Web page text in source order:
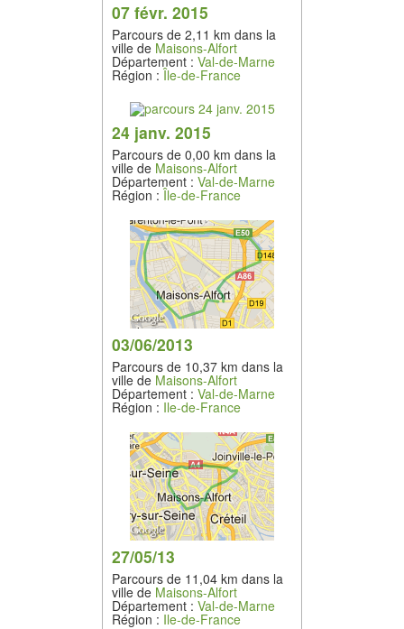
07 févr. 2015
Parcours de 2,11 km dans la
ville de Maisons-Alfort
Département : Val-de-Marne
Région : Île-de-France
24 janv. 2015
Parcours de 0,00 km dans la
ville de Maisons-Alfort
Département : Val-de-Marne
Région : Île-de-France
03/06/2013
Parcours de 10,37 km dans la
ville de Maisons-Alfort
Département : Val-de-Marne
Région : Ile-de-France
27/05/13
Parcours de 11,04 km dans la
ville de Maisons-Alfort
Département : Val-de-Marne
Région : Ile-de-France